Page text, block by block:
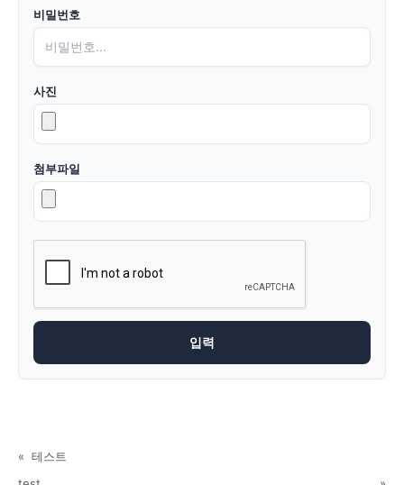
비밀번호
사진
첨부파일
« 테스트